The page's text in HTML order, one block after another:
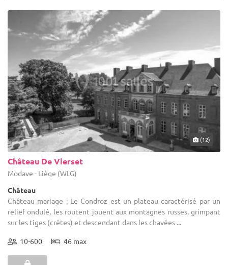
(12)
Château De Vierset
Modave - Liège (WLG)
Château
Château mariage : Le Condroz est un plateau caractérisé par un
relief ondulé, les routent jouent aux montagnes russes, grimpant
sur les tiges (crêtes) et descendant dans les chavées ...
10-600 46 max